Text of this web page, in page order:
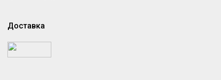
Доставка